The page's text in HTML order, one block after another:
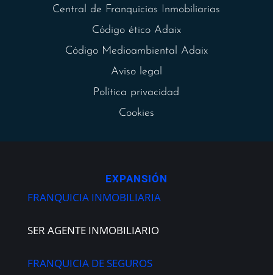
Central de Franquicias Inmobiliarias
Código ético Adaix
Código Medioambiental Adaix
Aviso legal
Política privacidad
Cookies
EXPANSIÓN
FRANQUICIA INMOBILIARIA
SER AGENTE INMOBILIARIO
FRANQUICIA DE SEGUROS